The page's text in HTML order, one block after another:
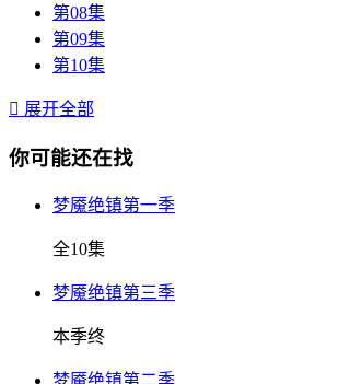
第08集
第09集
第10集
 展开全部
你可能还在找
梦魇绝镇第一季
全10集
梦魇绝镇第三季
本季终